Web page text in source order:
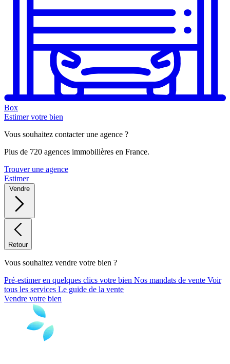
Box
Estimer votre bien
Vous souhaitez contacter une agence ?
Plus de 720 agences immobilières en France.
Trouver une agence
Estimer
Vendre
Retour
Vous souhaitez vendre votre bien ?
Pré-estimer en quelques clics votre bien Nos mandats de vente Voir
tous les services Le guide de la vente
Vendre votre bien